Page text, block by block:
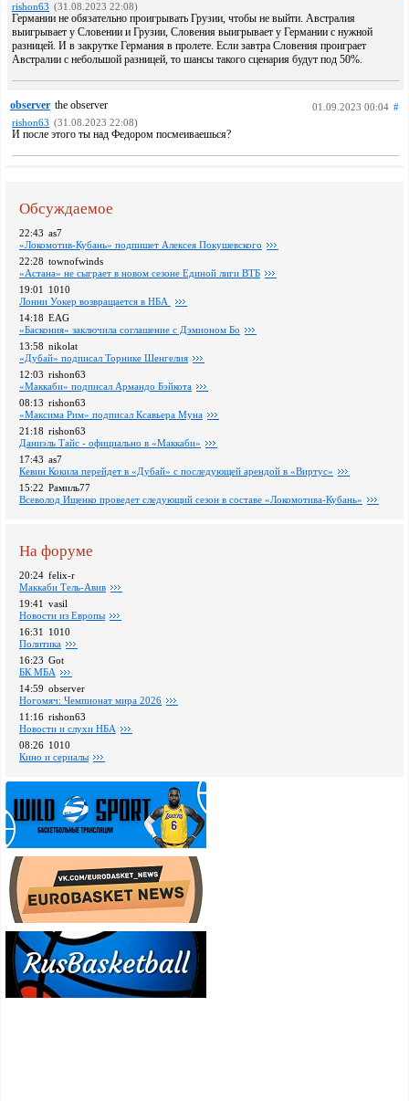
rishon63 (31.08.2023 22:08)
Германии не обязательно проигрывать Грузии, чтобы не выйти. Австралия
выигрывает у Словении и Грузии, Словения выигрывает у Германии с нужной
разницей. И в закрутке Германия в пролете. Если завтра Словения проиграет
Австралии с небольшой разницей, то шансы такого сценария будут под 50%.
observer the observer 01.09.2023 00:04 #
rishon63 (31.08.2023 22:08)
И после этого ты над Федором посмеиваешься?
Обсуждаемое
22:43 as7
«Локомотив-Кубань» подпишет Алексея Покушевского
22:28 townofwinds
«Астана» не сыграет в новом сезоне Единой лиги ВТБ
19:01
1010
Лонни Уокер возвращается в НБА
14:18 EAG
«Баскония» заключила соглашение с Дэмионом Бо
13:58 nikolat
«Дубай» подписал Торнике Шенгелия
12:03 rishon63
«Маккаби» подписал Армандо Бэйкота
08:13 rishon63
«Максима Рим» подписал Ксавьера Муна
21:18 rishon63
Даниэль Тайс - официально в «Маккаби»
17:43 as7
Кевин Кокила перейдет в «Дубай» с последующей арендой в «Виртус»
15:22 Рамиль77
Всеволод Ищенко проведет следующий сезон в составе «Локомотива-Кубань»
На форуме
20:24 felix-r
Маккаби Тель-Авив
19:41 vasil
Новости из Европы
16:31
1010
Политика
16:23 Got
БК МБА
14:59 observer
Ногомяч: Чемпионат мира 2026
11:16 rishon63
Новости и слухи НБА
08:26 1010
Кино и сериалы